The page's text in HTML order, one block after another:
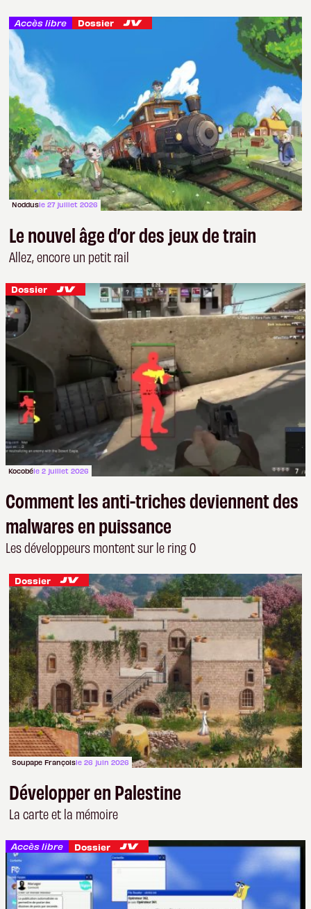
Accès libre Dossier
Noddusle 27 juillet 2026
Le nouvel âge d’or des jeux de train
Allez, encore un petit rail
Dossier
Kocobéle 2 juillet 2026
Comment les anti-triches deviennent des
malwares en puissance
Les développeurs montent sur le ring 0
Dossier
Soupape Françoisle 26 juin 2026
Développer en Palestine
La carte et la mémoire
Accès libre Dossier